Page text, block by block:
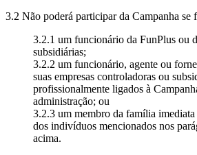
3.2 Não poderá participar da Campanha se
3.2.1 um funcionário da FunPlus ou
subsidiárias;
3.2.2 um funcionário, agente ou
suas empresas controladoras ou
profissionalmente ligados à
administração; ou
3.2.3 um membro da família
dos indivíduos mencionados nos
acima.